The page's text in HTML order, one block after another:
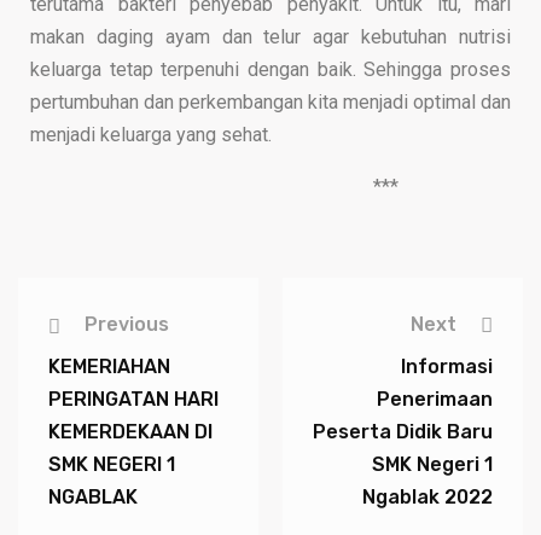
terutama bakteri penyebab penyakit. Untuk itu, mari
makan daging ayam dan telur agar kebutuhan nutrisi
keluarga tetap terpenuhi dengan baik. Sehingga proses
pertumbuhan dan perkembangan kita menjadi optima dan
menjadi keluarga yang sehat.
***
Previous
KEMERIAHAN
PERINGATAN HARI
KEMERDEKAAN DI
SMK NEGERI 1
NGABLAK
Next
Informasi
Penerimaan
Peserta Didik Baru
SMK Negeri 1
Ngablak 2022